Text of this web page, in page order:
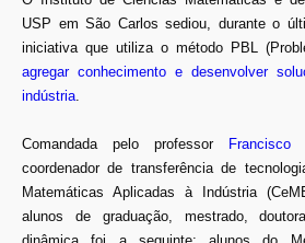
USP em São Carlos sediou, durante o
iniciativa que utiliza o método PBL
agregar conhecimento e desenvolver
indústria
Comandada pelo professor Francisco
coordenador de transferência de
Matemáticas Aplicadas à Indústria
alunos de graduação, mestrado,